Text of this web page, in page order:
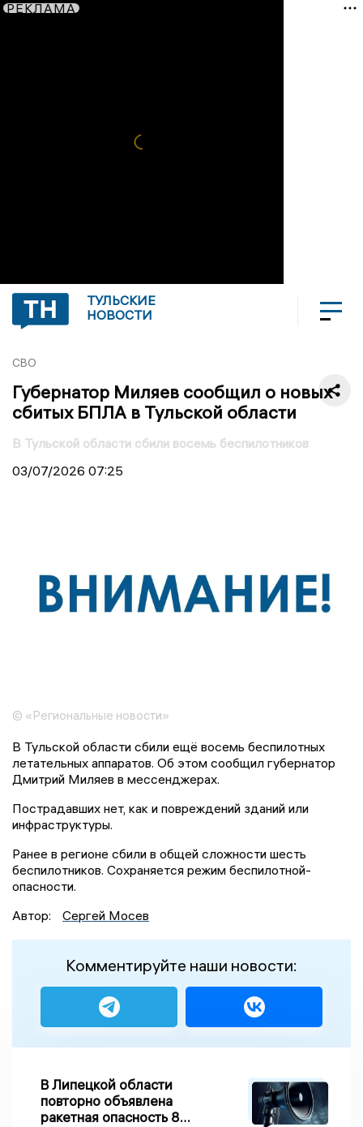
РЕКЛАМА
ТУЛЬСКИЕ
НОВОСТИ
СВО
Губернатор Миляев сообщил о новых
сбитых БПЛА в Тульской области
В Тульской области сбили восемь беспилотников
03/07/2026 07:25
© «Региональные новости»
В Тульской области сбили ещё восемь беспилотных
летательных аппаратов. Об этом сообщил губернатор
Дмитрий Миляев в мессенджерах.
Пострадавших нет, как и повреждений зданий или
инфраструктуры.
Ранее в регионе сбили в общей сложности шесть
беспилотников. Сохраняется режим беспилотной-
опасности.
Автор:
Сергей Мосев
Комментируйте наши новости:
В Липецкой области
повторно объявлена
ракетная опасность 8